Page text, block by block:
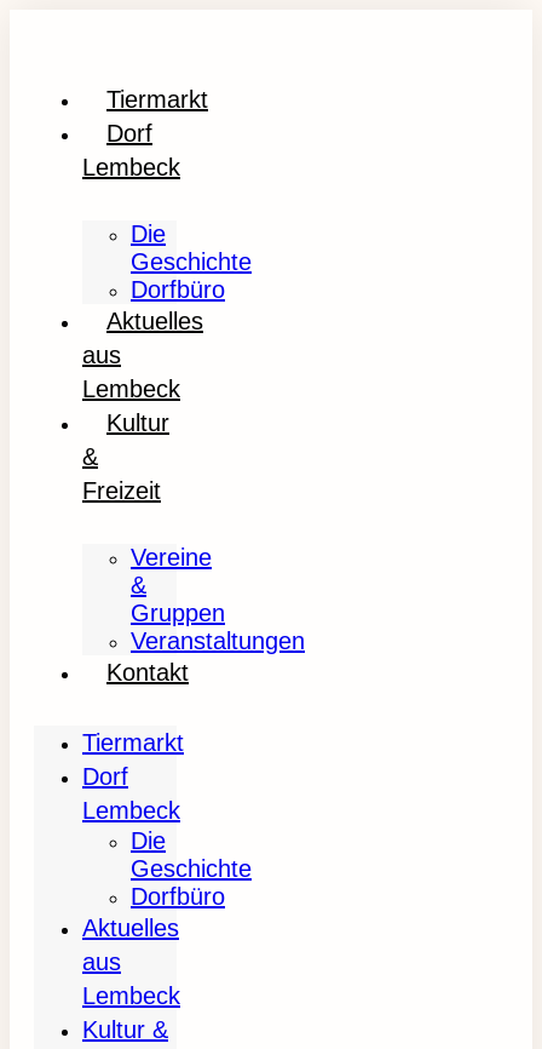
Tiermarkt
Dorf
Lembeck
Die
Geschichte
Dorfbüro
Aktuelles
aus
Lembeck
Kultur
&
Freizeit
Vereine
&
Gruppen
Veranstaltungen
Kontakt
Tiermarkt
Dorf
Lembeck
Die
Geschichte
Dorfbüro
Aktuelles
aus
Lembeck
Kultur &